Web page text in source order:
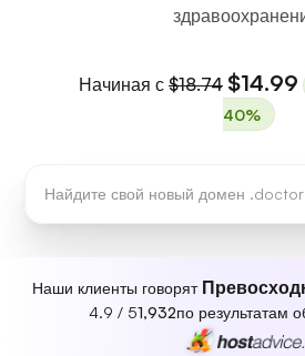
Начиная с $18.74 $14.99
40%
Наши клиенты говорят
4.9 / 51,932по результатам